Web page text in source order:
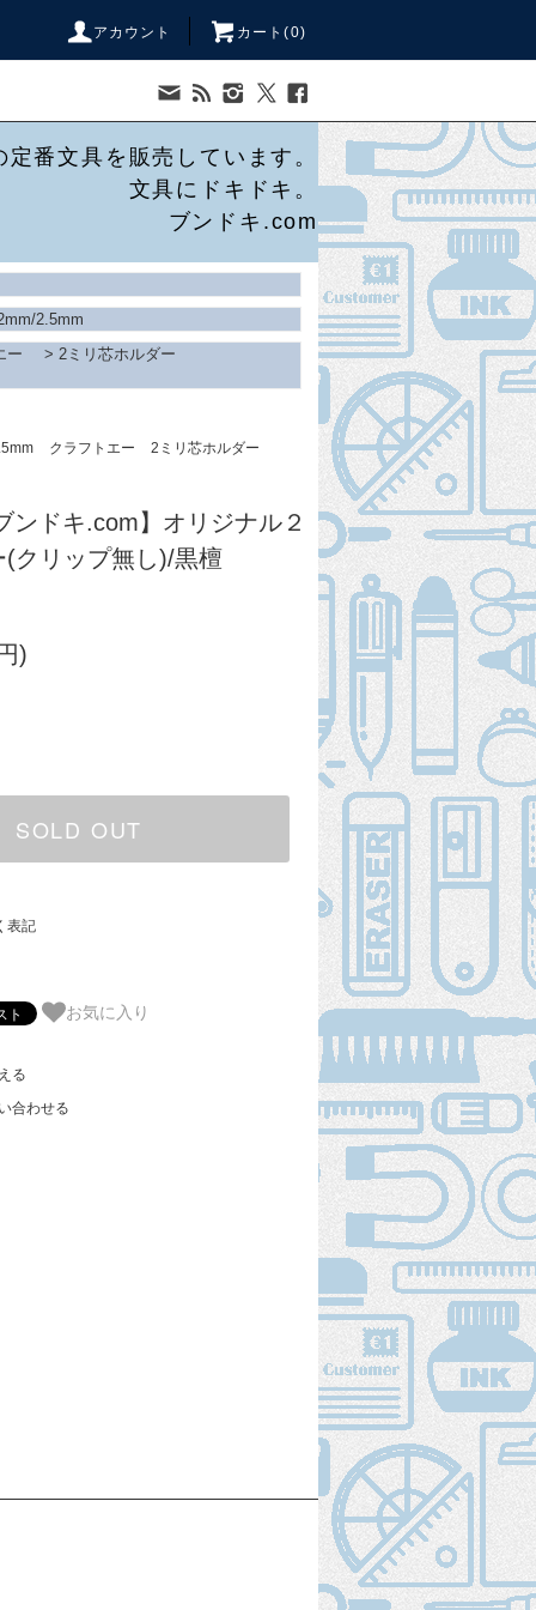
アカウント カート(0)
番文具を販売しています。
文具にドキドキ。
ブンドキ.com
2.5mm
ー
> 2ミリ芯ホルダー
クラフトエー 2ミリ芯ホルダー
ンドキ.com】オリジナル２
クリップ無し)/黒檀
)
SOLD OUT
表記
お気に入り
る
合わせる